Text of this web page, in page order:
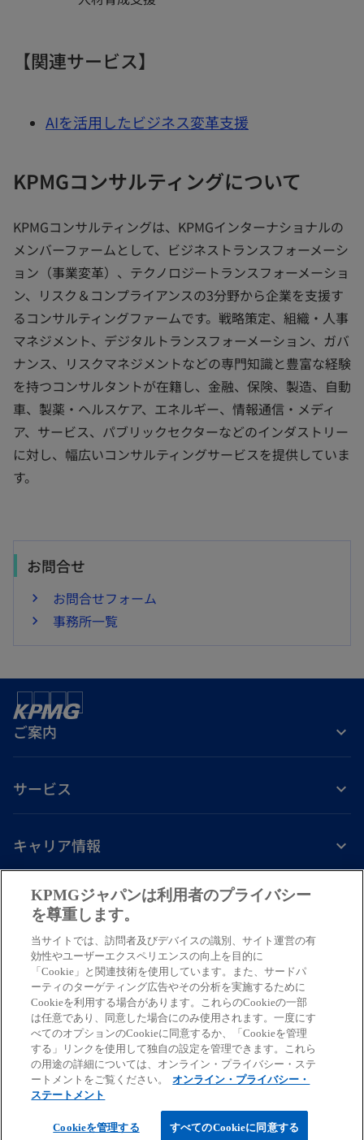
【関連サービス】
AIを活用したビジネス変革支援
KPMGコンサルティングについて
KPMGコンサルティングは、KPMGインターナショナルの
メンバーファームとして、ビジネストランスフォーメーシ
ョン（事業変革）、テクノロジートランスフォーメーショ
ン、リスク＆コンプライアンスの3分野から企業を支援す
るコンサルティングファームです。戦略策定、組織・人事
マネジメント、デジタルトランスフォーメーション、ガバ
ナンス、リスクマネジメントなどの専門知識と豊富な経験
を持つコンサルタントが在籍し、金融、保険、製造、自動
車、製薬・ヘルスケア、エネルギー、情報通信・メディ
ア、サービス、パブリックセクターなどのインダストリー
に対し、幅広いコンサルティングサービスを提供していま
す。
お問合せ
お問合せフォーム
事務所一覧
ご案内
サービス
キャリア情報
し
い
タ
ブ
で
開
く
新
し
タ
ブ
で
開
く
し
タ
ブ
で
開
く
し
タ
ブ
で
開
く
し
タ
ブ
で
開
く
免責事項プライバシーポリシー
© 2026 KPMG AZSA LLC, a limited liability audit corporation
incorporated under the Japanese Certified Public Accountants Law and
a member firm of the KPMG global organization of independent member
firms affiliated with KPMG International Limited, a private English
company limited by guarantee. All rights reserved. © 2026 KPMG Tax
Corporation, a tax corporation incorporated under the Japanese CPTA
Law and a member firm of the KPMG global organization of independent
member firms affiliated with KPMG International Limited, a private
English company limited by guarantee. All rights reserved.
For more detail about the structure of the KPMG global organization
please visit https://kpmg.com/xx/en/misc/governance.html
KPMGジャパンは利用者のプライバシー
を尊重します。
当サイトでは、訪問者及びデバイスの識別、サイト運営の有
効性やユーザーエクスペリエンスの向上を目的に
「Cookie」と関連技術を使用しています。また、サードパ
ーティのターゲティング広告やその分析を実施するために
Cookieを利用する場合があります。これらのCookieの一部
は任意であり、同意した場合にのみ使用されます。一度にす
べてのオプションのCookieに同意するか、「Cookieを管理
する」リンクを使用して独自の設定を管理できます。これら
の用途の詳細については、オンライン・プライバシー・ステ
ートメントをご覧ください。
オンライン・プライバシー・
ステートメント
Cookieを管理する すべてのCookieに同意する